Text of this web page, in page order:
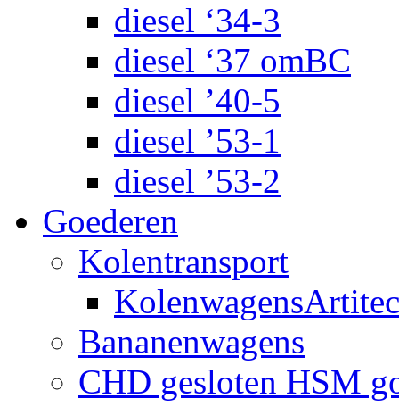
diesel ‘34-3
diesel ‘37 omBC
diesel ’40-5
diesel ’53-1
diesel ’53-2
Goederen
Kolentransport
KolenwagensArtitec
Bananenwagens
CHD gesloten HSM